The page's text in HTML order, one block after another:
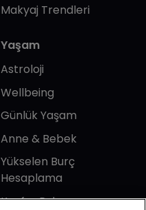
Makyaj Trendleri
Yaşam
Astroloji
Wellbeing
Günlük Yaşam
Anne & Bebek
Yükselen Burç
Hesaplama
Kuafor Bulma